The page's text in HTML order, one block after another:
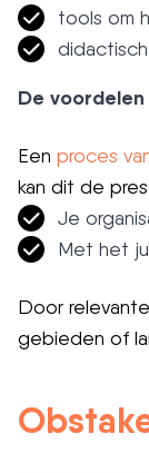
tools om
De
Een proces
kan dit de
Je
Met het
Door
gebieden of